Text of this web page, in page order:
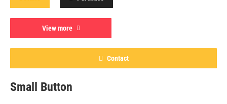
View more
Contact
Small Button